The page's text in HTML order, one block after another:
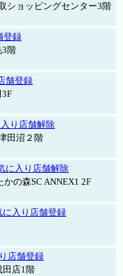
ショッピングセンター3階
登録
3階
舗登録
り店舗解除
田沼２階
に入り店舗解除
の森SC ANNEX1 2F
に入り店舗登録
店舗登録
田店1階